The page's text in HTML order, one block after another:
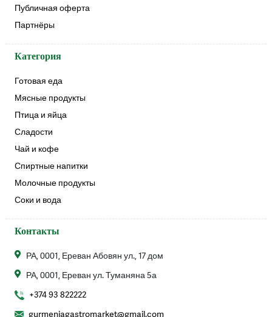
Публичная оферта
Партнёры
Категория
Готовая еда
Мясные продукты
Птица и яйца
Сладости
Чай и кофе
Спиртные напитки
Молочные продукты
Соки и вода
Контакты
РА, 0001, Ереван Абовян ул., 17 дом
РА, 0001, Ереван ул. Туманяна 5а
+374 93 822222
gurmeniagastromarket@gmail.com